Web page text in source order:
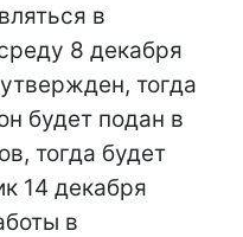
в
8 декабря
тогда
будет подан в
тогда будет
14 декабря
в